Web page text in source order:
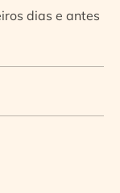
dias e antes